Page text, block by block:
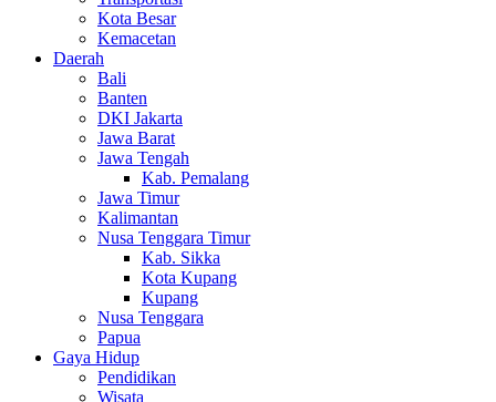
Kota Besar
Kemacetan
Daerah
Bali
Banten
DKI Jakarta
Jawa Barat
Jawa Tengah
Kab. Pemalang
Jawa Timur
Kalimantan
Nusa Tenggara Timur
Kab. Sikka
Kota Kupang
Kupang
Nusa Tenggara
Papua
Gaya Hidup
Pendidikan
Wisata